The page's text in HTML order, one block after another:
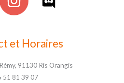
et Horaires
91130 Ris Orangis
51 81 39 07